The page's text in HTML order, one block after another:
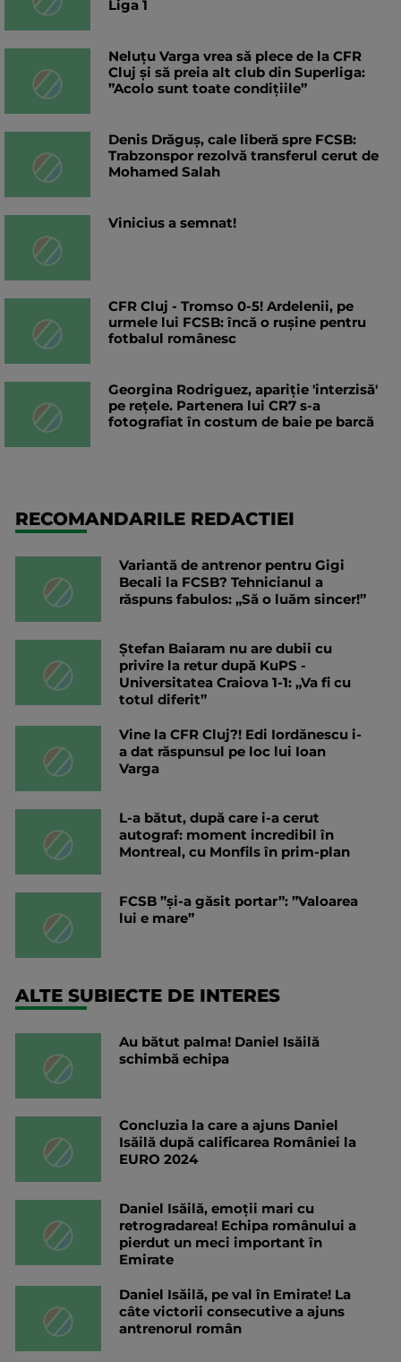
Liga 1
Neluțu Varga vrea să plece de la CFR
Cluj și să preia alt club din Superliga:
”Acolo sunt toate condițiile”
Denis Drăguș, cale liberă spre FCSB:
Trabzonspor rezolvă transferul cerut de
Mohamed Salah
Vinicius a semnat!
CFR Cluj - Tromso 0-5! Ardelenii, pe
urmele lui FCSB: încă o rușine pentru
fotbalul românesc
Georgina Rodriguez, apariție 'interzisă'
pe rețele. Partenera lui CR7 s-a
fotografiat în costum de baie pe barcă
RECOMANDARILE REDACTIEI
Variantă de antrenor pentru Gigi
Becali la FCSB? Tehnicianul a
răspuns fabulos: „Să o luăm sincer!”
Ștefan Baiaram nu are dubii cu
privire la retur după KuPS -
Universitatea Craiova 1-1: „Va fi cu
totul diferit”
Vine la CFR Cluj?! Edi Iordănescu i-
a dat răspunsul pe loc lui Ioan
Varga
L-a bătut, după care i-a cerut
autograf: moment incredibil în
Montreal, cu Monfils în prim-plan
FCSB ”și-a găsit portar”: ”Valoarea
lui e mare”
ALTE SUBIECTE DE INTERES
Au bătut palma! Daniel Isăilă
schimbă echipa
Concluzia la care a ajuns Daniel
Isăilă după calificarea României la
EURO 2024
Daniel Isăilă, emoții mari cu
retrogradarea! Echipa românului a
pierdut un meci important în
Emirate
Daniel Isăilă, pe val în Emirate! La
câte victorii consecutive a ajuns
antrenorul român